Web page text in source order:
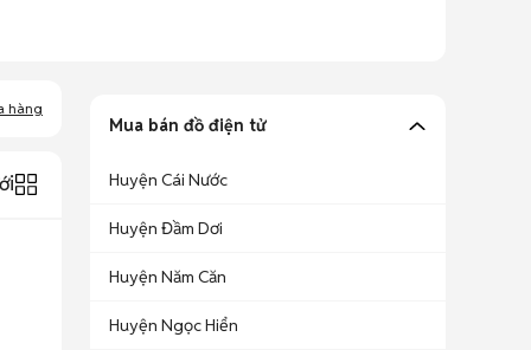
hàng
Mua bán đồ điện tử
Huyện Cái Nước
Huyện Đầm Dơi
Huyện Năm Căn
Huyện Ngọc Hiển